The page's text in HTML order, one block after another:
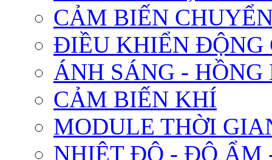
CẢM BIẾN
ĐIỀU KHIỂN ĐỘNG
ÁNH SÁNG - HỒNG
CẢM BIẾN KHÍ
MODULE THỜI
NHIỆT ĐỘ - ĐỘ ẨM